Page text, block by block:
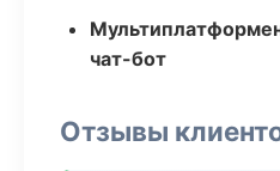
чат-бот
Отзывы